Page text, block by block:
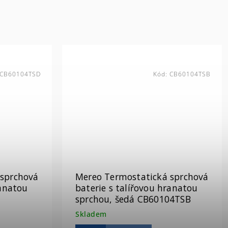
CB60104TSD
Mereo Termostatická sprchová
baterie s talířovou hranatou
sprchou, šedá CB60104TSB
Skladem
Kód: CB60104TSB